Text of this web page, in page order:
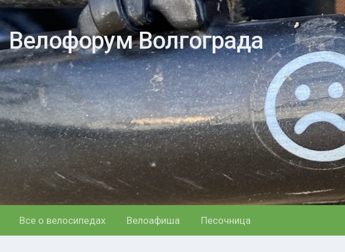
Велофорум Волгограда
Все о велосипедах Велоафиша Песочница